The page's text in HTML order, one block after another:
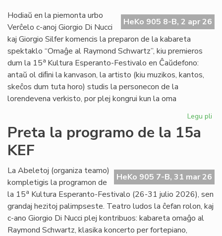
ne
HeKo 905 8-B, 2 apr 26
Hodiaŭ en la piemonta urbo
Verĉelo c-anoj Giorgio Di Nucci
kaj Giorgio Silfer komencis la preparon de la kabareta
spektaklo “Omaĝe al Raymond Schwartz”, kiu premieros
dum la 15a Kultura Esperanto-Festivalo en Ĉaŭdefono:
antaŭ ol diﬁni la kanvason, la artisto (kiu muzikos, kantos,
skeĉos dum tuta horo) studis la personecon de la
lorendevena verkisto, por plej kongrui kun la oma
Legu pli
de
Preta la programo de la 15a
KEF
HeKo 905 7-B, 31 mar 26
La Abeletoj (organiza teamo)
kompletigis la programon de
la 15a Kultura Esperanto-Festivalo (26-31 julio 2026), sen
grandaj hezitoj palimpseste. Teatro ludos la ĉefan rolon, kaj
c-ano Giorgio Di Nucci plej kontribuos: kabareta omaĝo al
Raymond Schwartz, klasika koncerto per fortepiano,